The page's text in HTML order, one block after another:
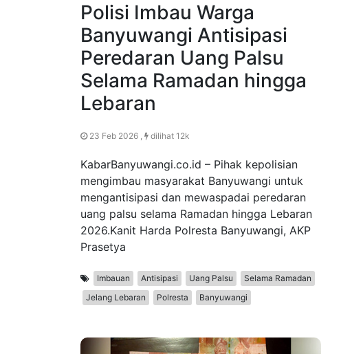
Polisi Imbau Warga
Banyuwangi Antisipasi
Peredaran Uang Palsu
Selama Ramadan hingga
Lebaran
23 Feb 2026 , dilihat 12k
KabarBanyuwangi.co.id – Pihak kepolisian
mengimbau masyarakat Banyuwangi untuk
mengantisipasi dan mewaspadai peredaran
uang palsu selama Ramadan hingga Lebaran
2026.Kanit Harda Polresta Banyuwangi, AKP
Prasetya
Imbauan Antisipasi Uang Palsu
Selama Ramadan
Jelang Lebaran
Polresta Banyuwangi